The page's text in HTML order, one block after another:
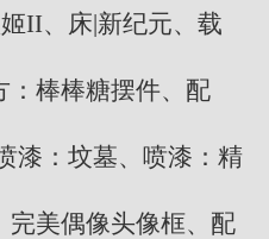
II、床|新纪元、载
：棒棒糖摆件、配
漆：坟墓、喷漆：精
完美偶像头像框、配